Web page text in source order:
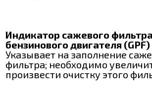
Индикатор сажевого фильтра
бензинового двигателя (GPF)
Указывает на заполнение
фильтра; необходимо
произвести очистку этого